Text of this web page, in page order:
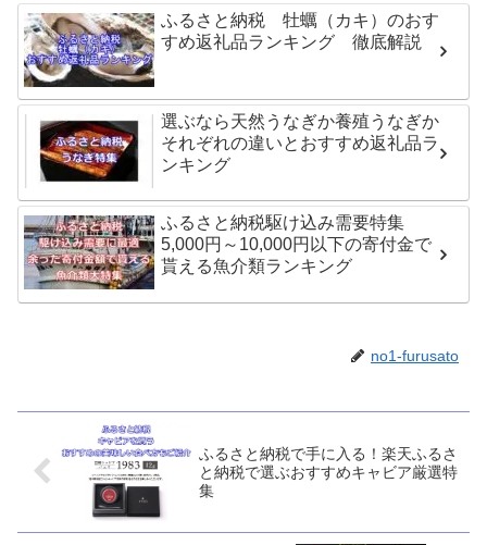
ふるさと納税 牡蠣（カキ）のおす
すめ返礼品ランキング 徹底解説
選ぶなら天然うなぎか養殖うなぎか
それぞれの違いとおすすめ返礼品ラ
ンキング
ふるさと納税駆け込み需要特集
5,000円～10,000円以下の寄付金で
貰える魚介類ランキング
no1-furusato
ふるさと納税で手に入る！楽天ふるさ
と納税で選ぶおすすめキャビア厳選特
集